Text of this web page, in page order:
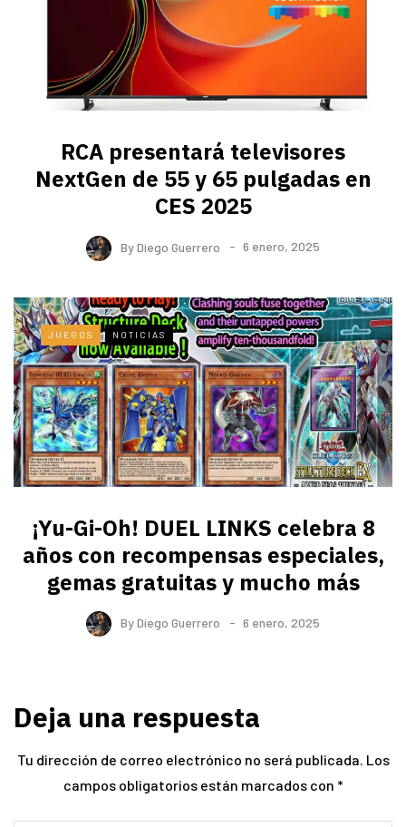
RCA presentará televisores
NextGen de 55 y 65 pulgadas en
CES 2025
ByDiego Guerrero 6 enero, 2025
JUEGOS NOTICIAS
¡Yu-Gi-Oh! DUEL LINKS celebra 8
años con recompensas especiales,
gemas gratuitas y mucho más
ByDiego Guerrero 6 enero, 2025
Deja una respuesta
Tu dirección de correo electrónico no será publicada. Los
campos obligatorios están marcados con *